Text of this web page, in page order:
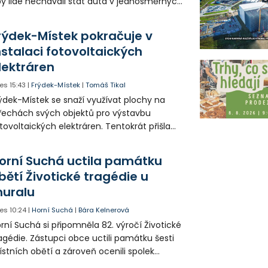
někteří obyvatelé rozhodli sepsat petici.
Místek pokračuje v
fotovoltaických
15:43 |Frýdek-Místek |Tomáš Tikal
Místek se snaží využívat plochy na
svých objektů pro výstavbu
elektráren. Tentokrát přišla
Suchá uctila památku
Životické tragédie u
10:24 |Horní Suchá |Bára Kelnerová
Suchá si připomněla 82. výročí Životické
Zástupci obce uctili památku šesti
obětí a zároveň ocenili spolek